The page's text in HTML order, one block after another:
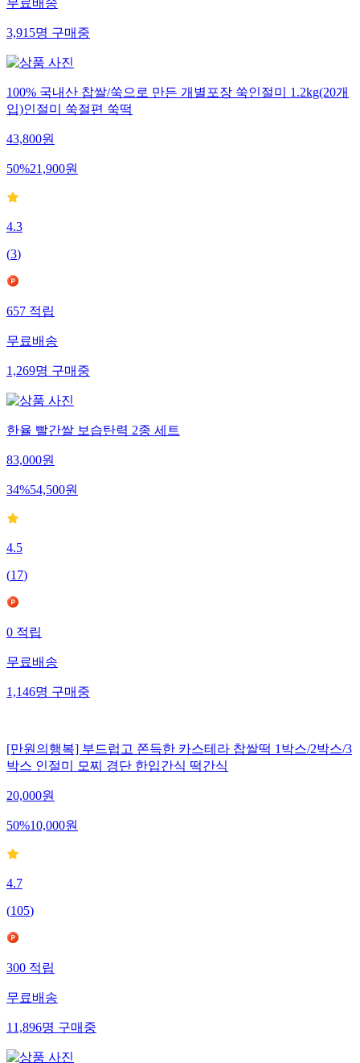
무료배송
3,915명구매중
100% 국내산 찹쌀/쑥으로 만든 개별포장 쑥인절미 1.2kg(20개
입)인절미 쑥절편 쑥떡
43,800원
50%21,900원
4.3
(3)
657적립
무료배송
1,269명구매중
한율 빨간쌀 보습탄력 2종 세트
83,000원
34%54,500원
4.5
(17)
0적립
무료배송
1,146명구매중
[만원의행복] 부드럽고 쫀득한 카스테라 찹쌀떡 1박스/2박스/3
박스 인절미 모찌 경단 한입간식 떡간식
20,000원
50%10,000원
4.7
(105)
300적립
무료배송
11,896명구매중